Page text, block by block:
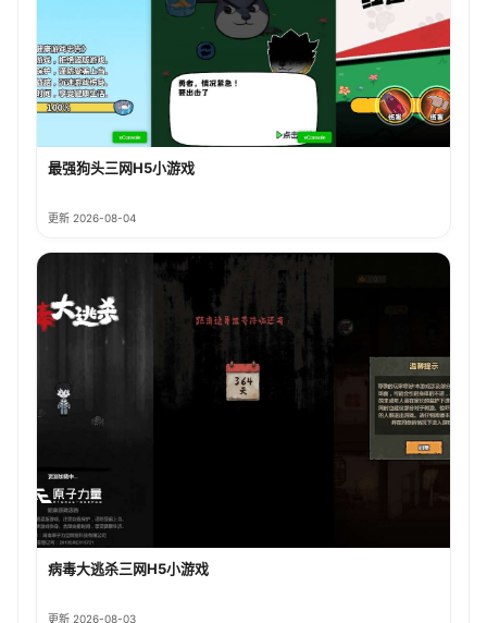
最强狗头三网H5小游戏
更新 2026-08-04
病毒大逃杀三网H5小游戏
更新 2026-08-03